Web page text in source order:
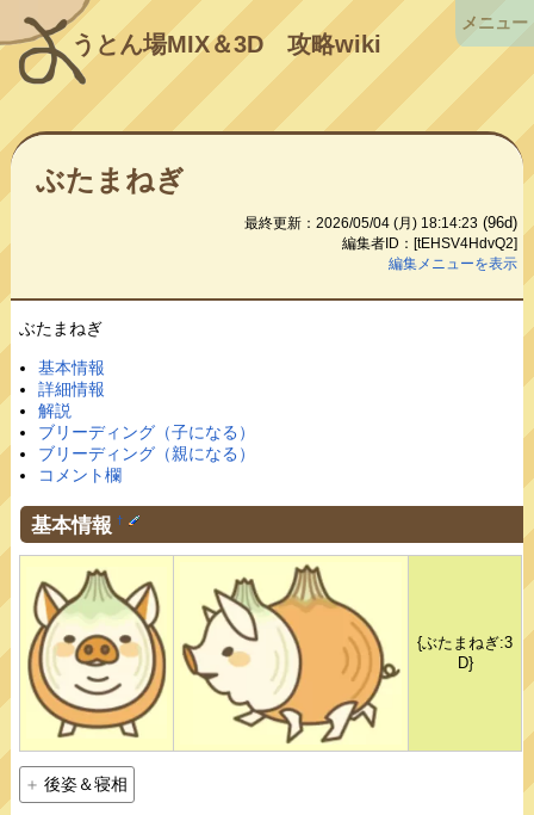
うとん場MIX＆3D攻略wiki
ぶたまねぎ
最終更新：2026/05/04 (月) 18:14:23 (96d)
編集者ID：[tEHSV4HdvQ2]
編集メニューを表示
ぶたまねぎ
基本情報
詳細情報
解説
ブリーディング（子になる）
ブリーディング（親になる）
コメント欄
基本情報 †
{ぶたまねぎ:3
D}
後姿＆寝相
メニュー